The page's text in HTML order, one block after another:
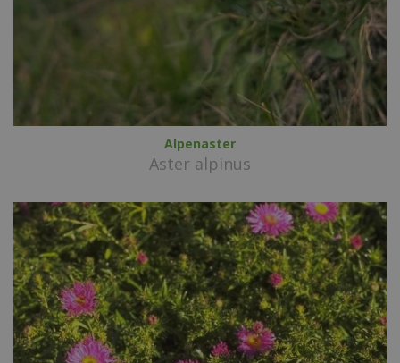
Alpenaster
Aster alpinus